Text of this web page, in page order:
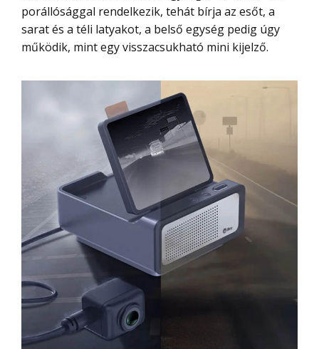
porállósággal rendelkezik, tehát bírja az esőt, a
sarat és a téli latyakot, a belső egység pedig úgy
működik, mint egy visszacsukható mini kijelző.